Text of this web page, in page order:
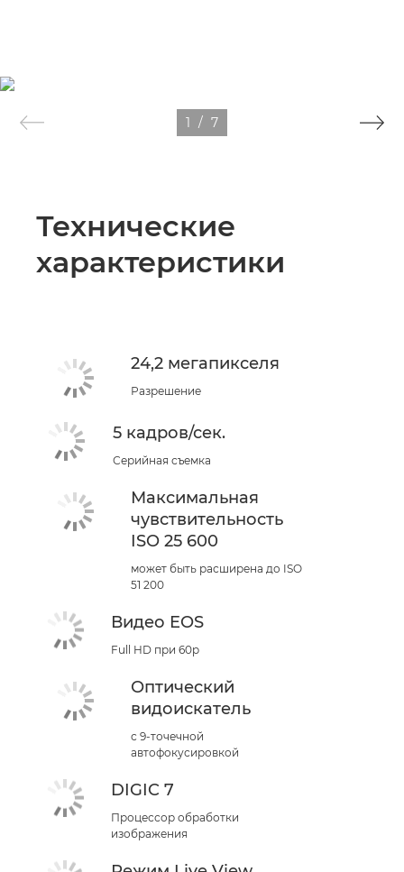
1 / 7
Технические
характеристики
24,2 мегапикселя
Разрешение
5 кадров/сек.
Серийная съемка
Максимальная
чувствительность
ISO 25 600
может быть расширена до ISO
51 200
Видео EOS
Full HD при 60p
Оптический
видоискатель
с 9-точечной
автофокусировкой
DIGIC 7
Процессор обработки
изображения